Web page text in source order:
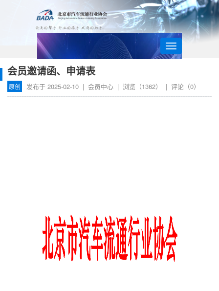
导
航
会员邀请函、申请表
原创 发布于 2025-02-10 | 会员中心 | 浏览（1362） | 评论（0）